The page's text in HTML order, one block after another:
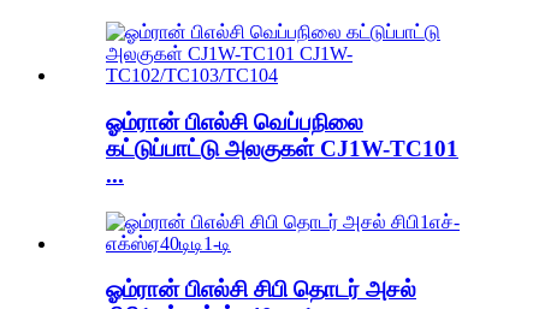
ஓம்ரான் பிஎல்சி வெப்பநிலை
கட்டுப்பாட்டு அலகுகள் CJ1W-TC101
...
ஓம்ரான் பிஎல்சி சிபி தொடர் அசல்